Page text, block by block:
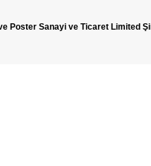
Poster Sanayi ve Ticaret Limited